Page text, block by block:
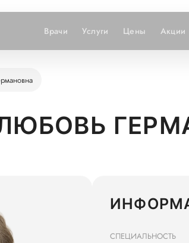
Врачи Услуги Цены Акции
СПЕЦИАЛЬНОСТЬ